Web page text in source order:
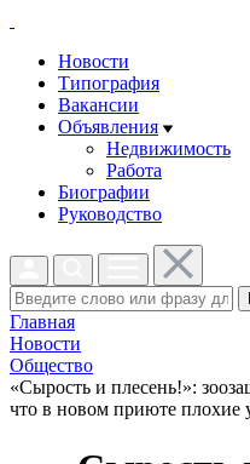
Новости
Типография
Вакансии
Объявления
Недвижимость
Работа
Биографии
Руководство
Главная
Новости
Общество
«Сырость и плесень!»:
что в новом приюте плохие